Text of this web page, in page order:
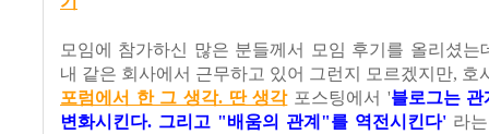
모임에 참가하신 많은 분들께서 모임 후기를 올리셨는
내 같은 회사에서 근무하고 있어 그런지 모르겠지만, 호
포럼에서 한 그 생각. 딴 생각포스팅에서 '블로그는 관
변화시킨다. 그리고 "배움의 관계"를 역전시킨다' 라